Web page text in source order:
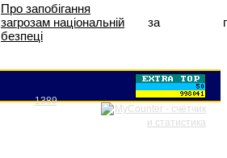
Про запобігання
загрозам національній
безпеці
за
1389